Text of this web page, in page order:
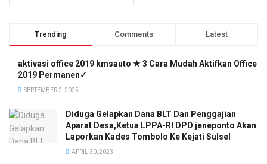
Trending Comments Latest
aktivasi office 2019 kmsauto ★ 3 Cara Mudah Aktifkan Office
2019 Permanen✓
SEPTEMBER 2, 2025
Diduga Gelapkan Dana BLT Dan Penggajian
Aparat Desa,Ketua LPPA-RI DPD jeneponto Akan
Laporkan Kades Tombolo Ke Kejati Sulsel
APRIL 30, 2023